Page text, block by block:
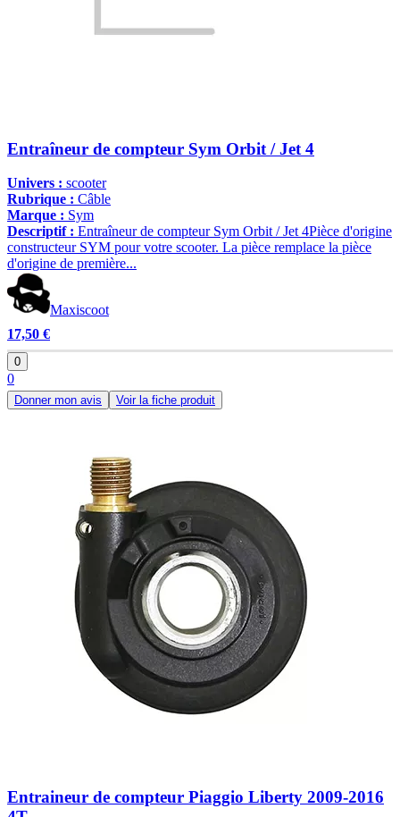
Entraîneur de compteur Sym Orbit / Jet 4
Univers : scooter
Rubrique : Câble
Marque : Sym
Descriptif : Entraîneur de compteur Sym Orbit / Jet 4Pièce d'origine
constructeur SYM pour votre scooter. La pièce remplace la pièce
d'origine de première...
Maxiscoot
17,50 €
0
0
Donner mon avis Voir la fiche produit
Entraineur de compteur Piaggio Liberty 2009-2016